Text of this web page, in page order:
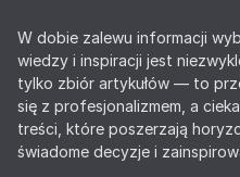
W dobie zalewu informacji
wiedzy i inspiracji jest
tylko zbiór artykułów — to
się z profesjonalizmem, a
treści, które poszerzają
świadome decyzje i